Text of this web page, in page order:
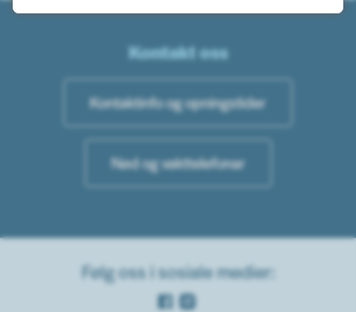
Kontakt oss
Kontaktinfo og opningstider
Nød og vakttelefonar
Følg oss i sosiale medier:
FacebookInstagram